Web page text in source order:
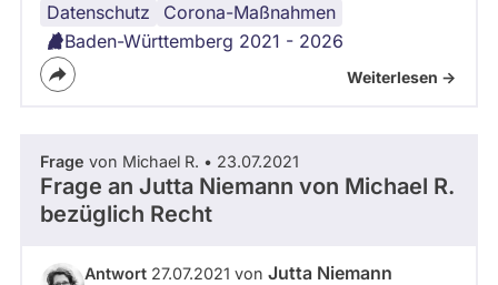
Datenschutz Corona-Maßnahmen
Corona-
AppBaden-Württemberg 2021 - 2026
Weiterlesen ->
Frage von Michael R. • 23.07.2021
Frage an Jutta Niemann von Michael R.
bezüglich Recht
Antwort 27.07.2021 von Jutta Niemann